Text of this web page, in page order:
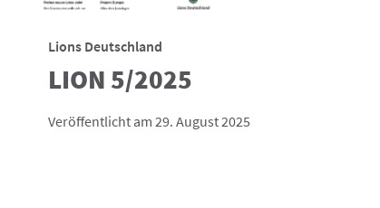
Lions Deutschland
LION 5/2025
Veröffentlicht am 29. August 2025